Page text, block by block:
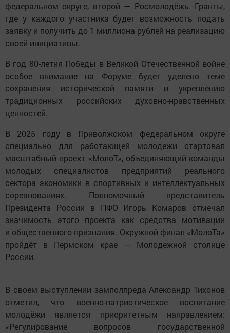
федеральном округе, второй — Росмолодёжь. Гранты,
где у каждого участника будет возможность подать
заявку и получить до 1 миллиона рублей на реализацию
своей инициативы.
В год 80-летия Победы в Великой Отечественной войне
особое внимание на Форуме будет уделено теме
сохранения исторической памяти и укреплению
традиционных российских духовно-нравственных
ценностей.
В 2025 году в Приволжском федеральном округе
специально для работающей молодежи стартовал
масштабный проект «МолоТ», объединяющий команды
молодых специалистов предприятий реального
сектора экономики в спортивных и интеллектуальных
соревнованиях. Полномочный представитель
Президента России в ПФО Игорь Комаров отмечал
значимость этого проекта как средства мотивации
и общественного признания. Окружной финал «МолоТа»
пройдёт в Пермском крае — Молодежной столице
России.
В своем выступлении замполпреда Александр Тихонов
отметил, что военно-патриотическое воспитание
молодёжи является приоритетным направлением:
«Регулирование вопросов государственной